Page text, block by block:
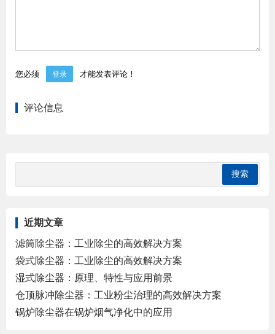
您必须 登录 才能发表评论！
评论信息
近期文章
滤筒除尘器：工业除尘的高效解决方案
袋式除尘器：工业除尘的高效解决方案
湿式除尘器：原理、特性与应用前景
仓顶脉冲除尘器：工业粉尘治理的高效解决方案
锅炉除尘器在锅炉烟气净化中的应用